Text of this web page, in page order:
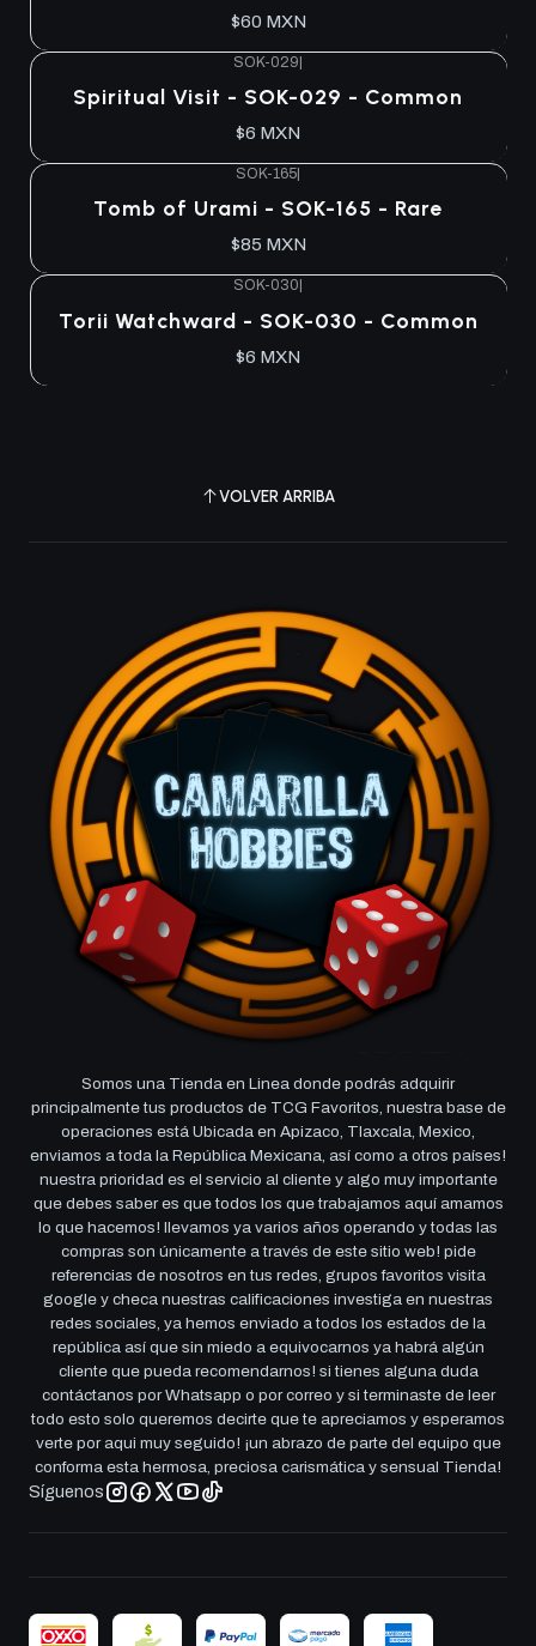
$60 MXN
SOK-029|
Spiritual Visit - SOK-029 - Common
$6 MXN
SOK-165
Tomb of Urami - SOK-165 - Rare
$85 MXN
SOK-030
Torii Watchward - SOK-030 - Common
$6 MXN
VOLVER ARRIBA
Somos una Tienda en Linea donde podrás adquirir
principalmente tus productos de TCG Favoritos, nuestra base de
operaciones está Ubicada en Apizaco, Tlaxcala, Mexico,
enviamos a toda la República Mexicana, así como a otros países!
nuestra prioridad es el servicio al cliente y algo muy importante
que debes saber es que todos los que trabajamos aquí amamos
lo que hacemos! llevamos ya varios años operando y todas las
compras son únicamente a través de este sitio web! pide
referencias de nosotros en tus redes, grupos favoritos visita
google y checa nuestras calificaciones investiga en nuestras
redes sociales, ya hemos enviado a todos los estados de la
república así que sin miedo a equivocarnos ya habrá algún
cliente que pueda recomendarnos! si tienes alguna duda
contáctanos por Whatsapp o por correo y si terminaste de leer
todo esto solo queremos decirte que te apreciamos y esperamos
verte por aqui muy seguido! ¡un abrazo de parte del equipo que
conforma esta hermosa, preciosa carismática y sensual Tienda!
Síguenos